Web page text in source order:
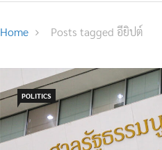
Home Posts tagged อียิปต์
POLITICS